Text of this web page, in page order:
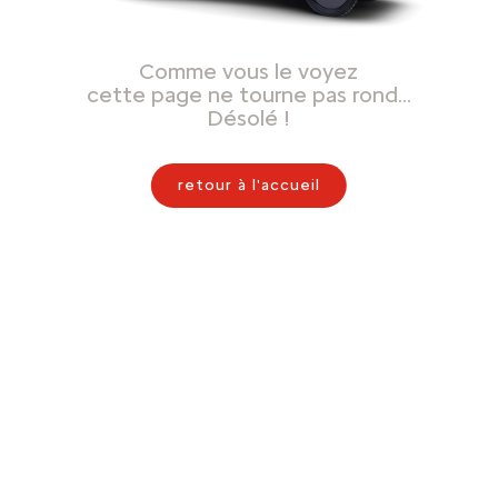
Comme vous le voyez
cette page ne tourne pas rond…
Désolé !
retour à l'accueil